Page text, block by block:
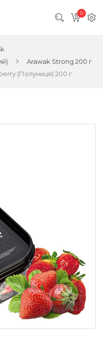
0
Arawak Strong 200 г
(Полуниця) 200 г